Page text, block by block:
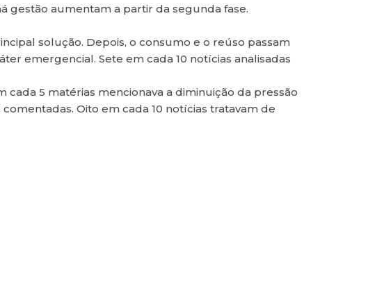
gestão aumentam a partir da segunda fase.
solução. Depois, o consumo e o reúso passam
emergencial. Sete em cada 10 notícias analisadas
cada 5 matérias mencionava a diminuição da pressão
Oito em cada 10 notícias tratavam de